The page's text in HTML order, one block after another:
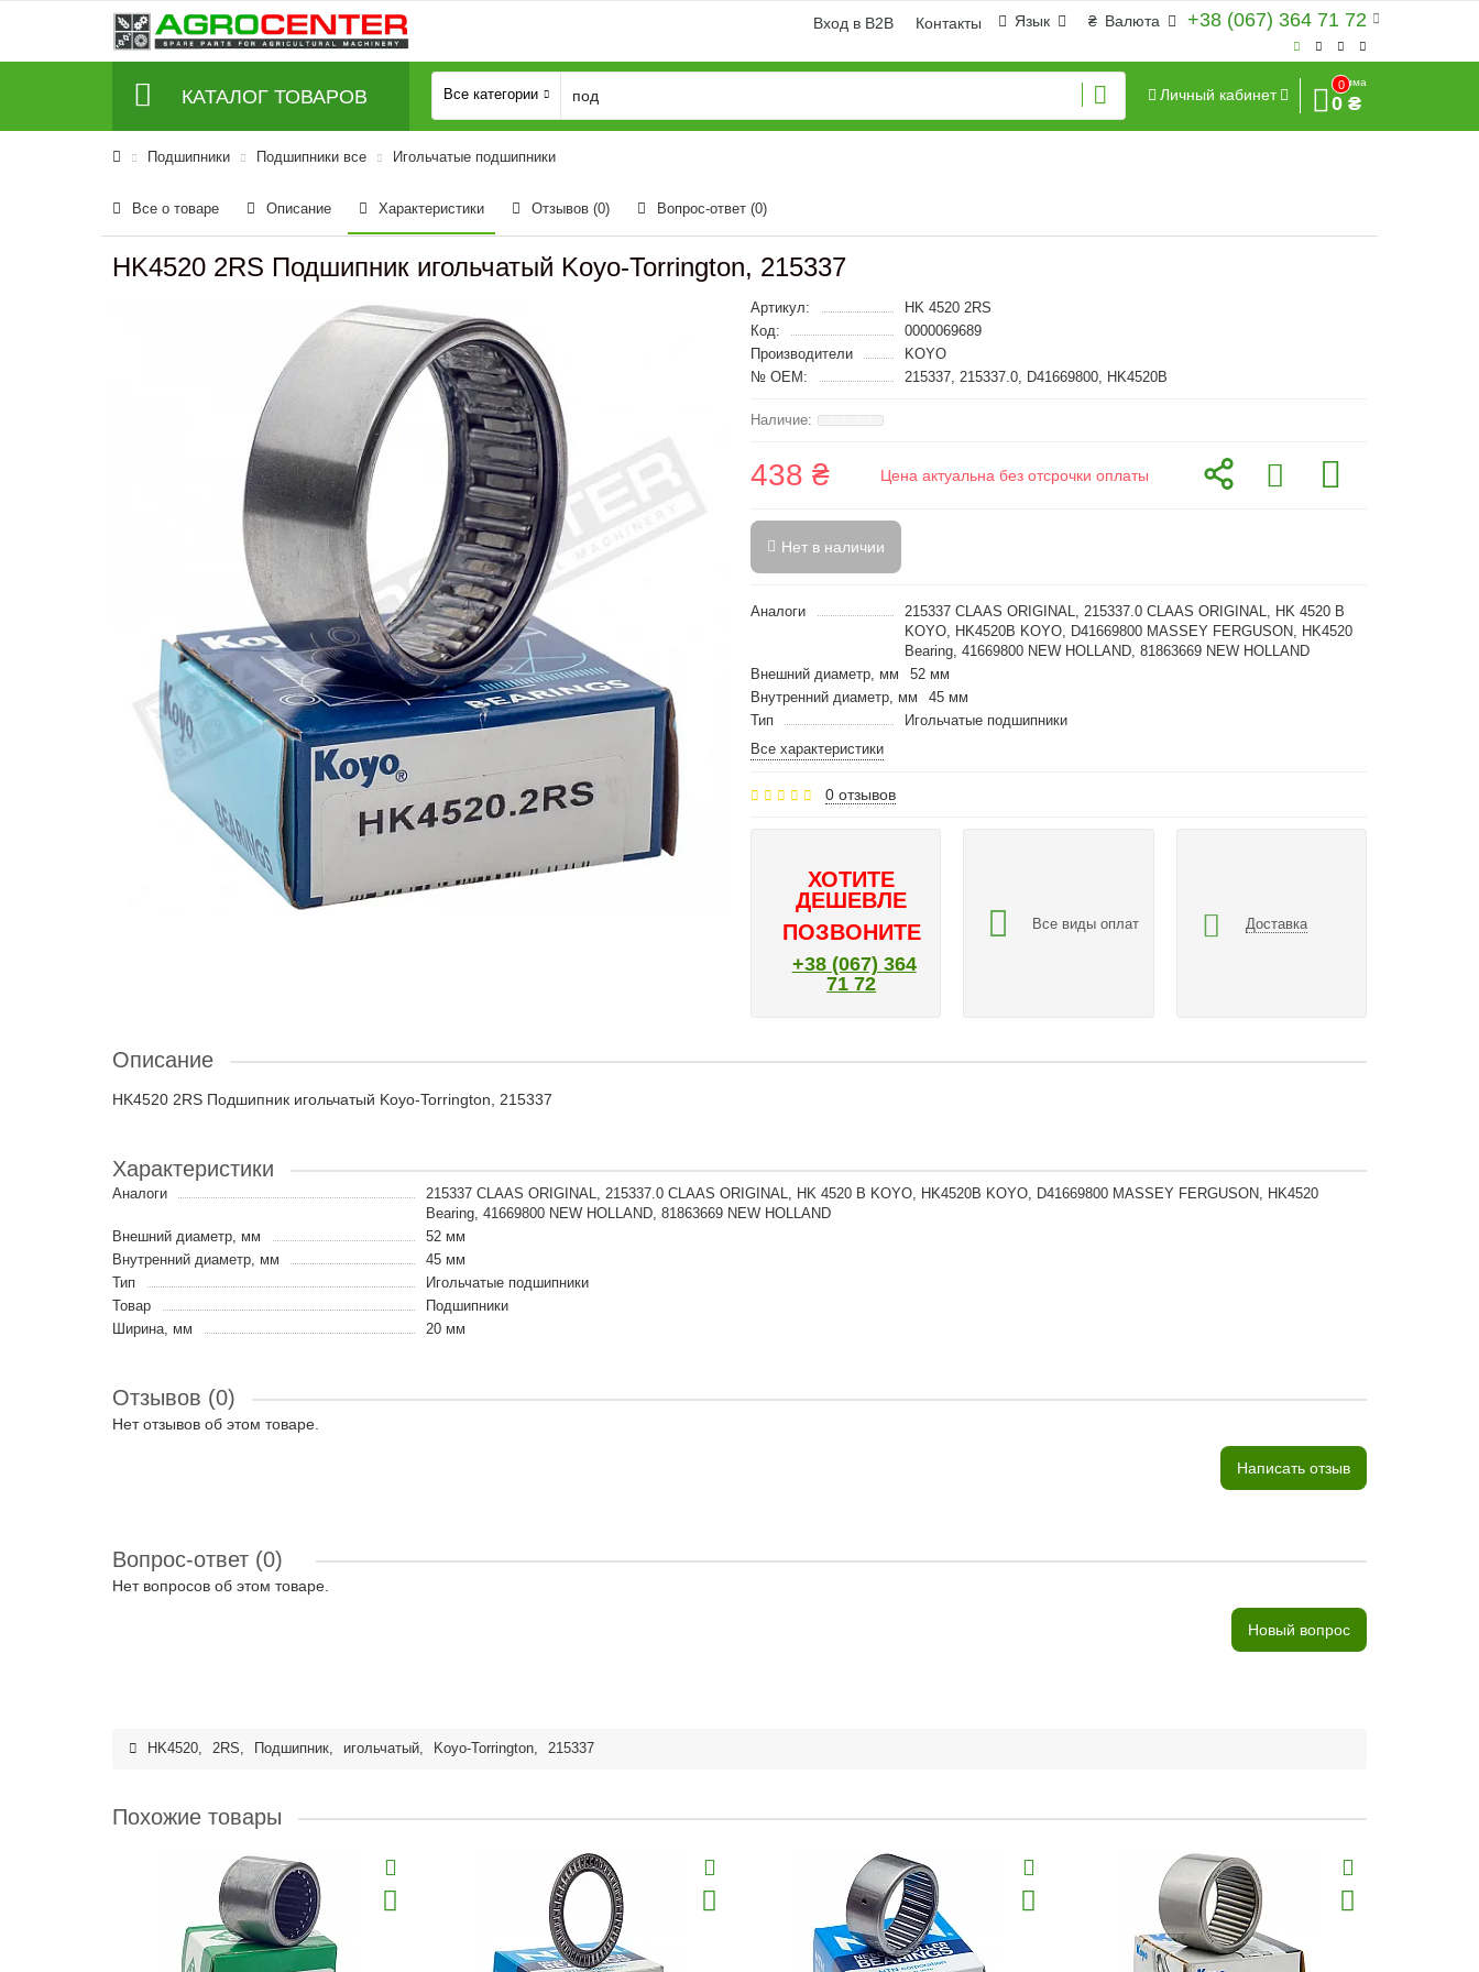
+38 (067) 364 71 72
₴ Валюта
Язык
Вход в B2B Контакты
КАТАЛОГ ТОВАРОВ Все категории Личный кабинет
0
Сумма
0 ₴
Подшипники Подшипники все Игольчатые подшипники
Все о товаре Описание Характеристики Отзывов (0) Вопрос-ответ (0)
HK4520 2RS Подшипник игольчатый Koyo-Torrington, 215337
Артикул:
HK 4520 2RS
Код:
0000069689
Производители
KOYO
№ OEM:
215337, 215337.0, D41669800, HK4520B
438 ₴ Цена актуальна без отсрочки оплаты
Нет в наличии
Аналоги
215337 CLAAS ORIGINAL, 215337.0 CLAAS ORIGINAL, HK 4520 B
KOYO, HK4520B KOYO, D41669800 MASSEY FERGUSON, HK4520
Bearing, 41669800 NEW HOLLAND, 81863669 NEW HOLLAND
Внешний диаметр, мм
52 мм
Внутренний диаметр, мм
45 мм
Тип
Игольчатые подшипники
Все характеристики
0 отзывов
ХОТИТЕ
ДЕШЕВЛЕ
ПОЗВОНИТЕ
+38 (067) 364
71 72
Все виды оплат Доставка
Описание
HK4520 2RS Подшипник игольчатый Koyo-Torrington, 215337
Характеристики
Аналоги
215337 CLAAS ORIGINAL, 215337.0 CLAAS ORIGINAL, HK 4520 B KOYO, HK4520B KOYO, D41669800 MASSEY FERGUSON, HK4520
Bearing, 41669800 NEW HOLLAND, 81863669 NEW HOLLAND
Внешний диаметр, мм
52 мм
Внутренний диаметр, мм
45 мм
Тип
Игольчатые подшипники
Товар
Подшипники
Ширина, мм
20 мм
Отзывов (0)
Нет отзывов об этом товаре.
Написать отзыв
Вопрос-ответ (0)
Нет вопросов об этом товаре.
Новый вопрос
HK4520, 2RS, Подшипник, игольчатый, Koyo-Torrington, 215337
Похожие товары